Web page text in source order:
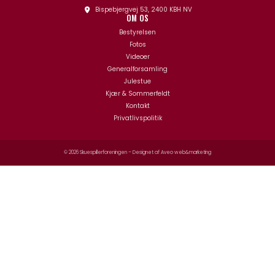
Bispebjergvej 53, 2400 KBH NV
OM OS
Bestyrelsen
Fotos
Videoer
Generalforsamling
Julestue
Kjær & Sommerfeldt
Kontakt
Privatlivspolitik
© 2026 Skuespillerforeningen – Designet afAveo web&marketing